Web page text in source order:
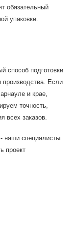
обязательный
упаковке.
способ подготовки
производства. Если
и крае,
точность,
всех заказов.
наши специалисты
проект